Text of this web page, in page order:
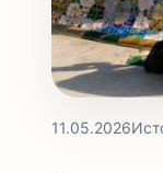
11.05.2026